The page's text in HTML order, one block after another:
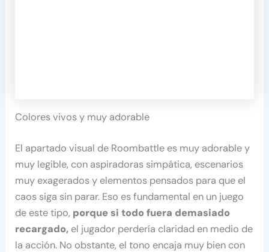
Colores vivos y muy adorable
El apartado visual de Roombattle es muy adorable y
muy legible, con aspiradoras simpática, escenarios
muy exagerados y elementos pensados para que el
caos siga sin parar. Eso es fundamental en un juego
de este tipo, porque si todo fuera demasiado
recargado, el jugador perdería claridad en medio de
la acción. No obstante, el tono encaja muy bien con